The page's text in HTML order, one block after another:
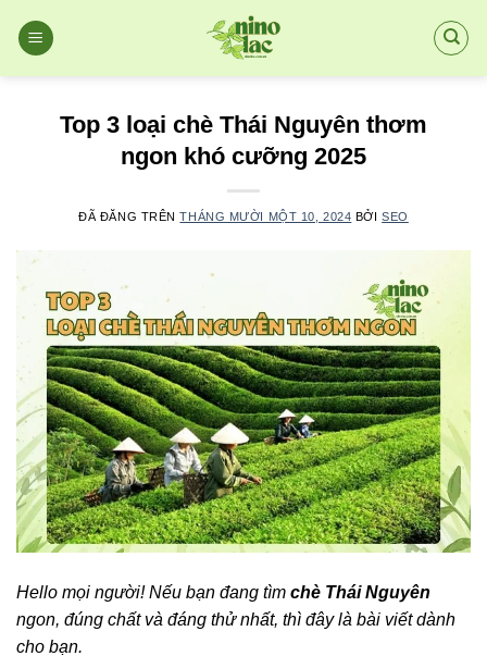
đến
Top 3 loại chè Thái Nguyên thơm
ngon khó cưỡng 2025
ĐÃ ĐĂNG TRÊNTHÁNG MƯỜI MỘT 10, 2024 BỞISEO
Hello mọi người! Nếu bạn đang tìm chè Thái Nguyên
ngon, đúng chất và đáng thử nhất, thì đây là bài viết dành
cho bạn.